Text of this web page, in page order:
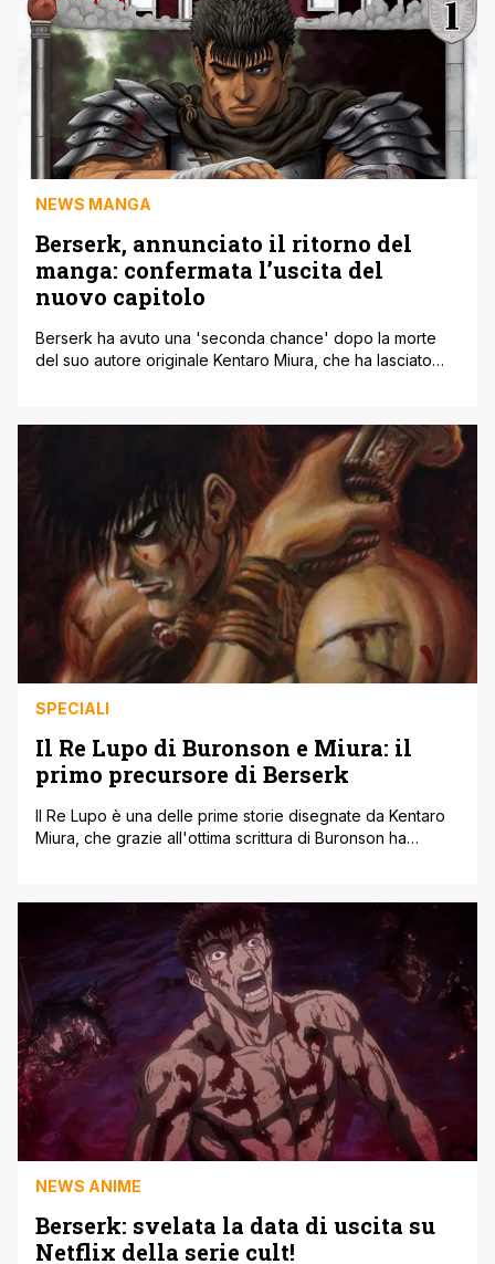
NEWS MANGA
Berserk, annunciato il ritorno del
manga: confermata l’uscita del
nuovo capitolo
Berserk ha avuto una 'seconda chance' dopo la morte
del suo autore originale Kentaro Miura, che ha lasciato
una pubblicazione regolare Berserk si è fermato con il
capitolo 370. Nella giornata d'ieri però, un Tweet ha
SPECIALI
Il Re Lupo di Buronson e Miura: il
primo precursore di Berserk
Il Re Lupo è una delle prime storie disegnate da Kentaro
Miura, che grazie all'ottima scrittura di Buronson ha
corso del suo manga per eccellenza: Berserk. Se
ammirate bene la struttura delle tavole e il design di
personaggi, [']
NEWS ANIME
Berserk: svelata la data di uscita su
Netflix della serie cult!